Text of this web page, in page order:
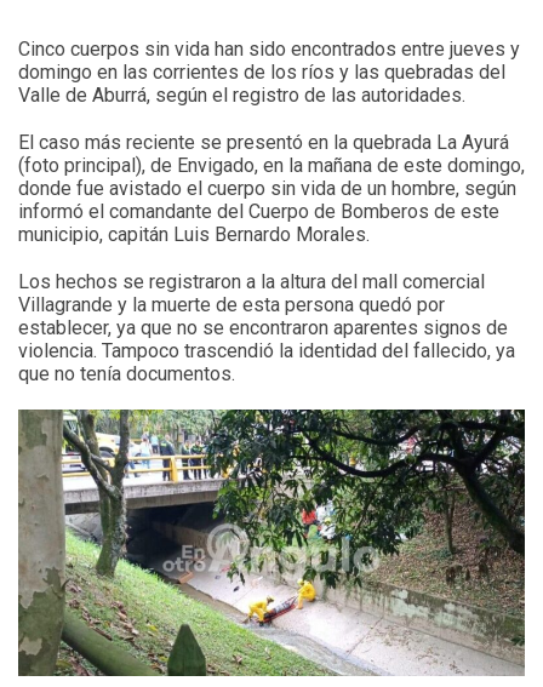
Cinco cuerpos sin vida han sido encontrados entre jueves y
domingo en las corrientes de los ríos y las quebradas del
Valle de Aburrá, según el registro de las autoridades.
El caso más reciente se presentó en la quebrada La Ayurá
(foto principal), de Envigado, en la mañana de este domingo,
donde fue avistado el cuerpo sin vida de un hombre, según
informó el comandante del Cuerpo de Bomberos de este
municipio, capitán Luis Bernardo Morales.
Los hechos se registraron a la altura del mall comercial
Villagrande y la muerte de esta persona quedó por
establecer, ya que no se encontraron aparentes signos de
violencia. Tampoco trascendió la identidad del fallecido, ya
que no tenía documentos.